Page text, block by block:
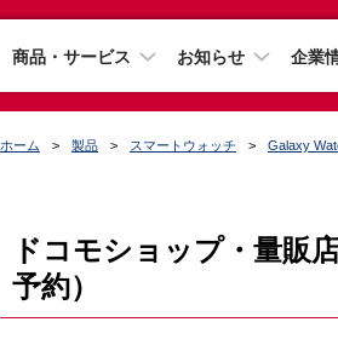
商品・サービス お知らせ 企業
ホーム 製品 スマートウォッチ Galaxy
ドコモショップ・量販
予約）